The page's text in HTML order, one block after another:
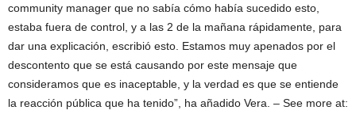
community manager que no sabía cómo había sucedido esto,
estaba fuera de control, y a las 2 de la mañana rápidamente, para
dar una explicación, escribió esto. Estamos muy apenados por el
descontento que se está causando por este mensaje que
consideramos que es inaceptable, y la verdad es que se entiende
la reacción pública que ha tenido”, ha añadido Vera. – See more at: